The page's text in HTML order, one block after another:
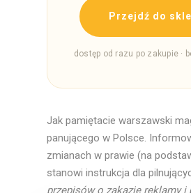
Przejdź do
dostęp od razu po zakupie ·
Jak pamiętacie warszawski
panującego w Polsce.
zmianach w prawie (na
stanowi instrukcja dla
przepisów o zakazie reklamy